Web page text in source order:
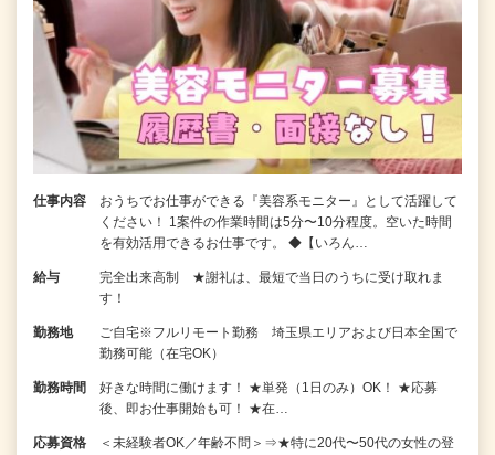
仕事内容
おうちでお仕事ができる『美容系モニター』として活躍して
ください！ 1案件の作業時間は5分〜10分程度。空いた時間
を有効活用できるお仕事です。 ◆【いろん…
給与
完全出来高制 ★謝礼は、最短で当日のうちに受け取れま
す！
勤務地
ご自宅※フルリモート勤務 埼玉県エリアおよび日本全国で
勤務可能（在宅OK）
勤務時間
好きな時間に働けます！ ★単発（1日のみ）OK！ ★応募
後、即お仕事開始も可！ ★在…
応募資格
＜未経験者OK／年齢不問＞⇒★特に20代〜50代の女性の登